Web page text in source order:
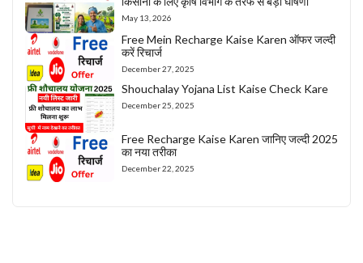
May 13, 2026
Free Mein Recharge Kaise Karen ऑफर जल्दी
करें रिचार्ज
December 27, 2025
Shouchalay Yojana List Kaise Check Kare
December 25, 2025
Free Recharge Kaise Karen जानिए जल्दी 2025
का नया तरीका
December 22, 2025